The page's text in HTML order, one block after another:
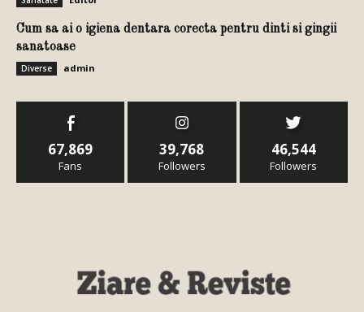
Cum sa ai o igiena dentara corecta pentru dinti si gingii
sanatoase
Diverse admin
67,869
Fans
39,768
Followers
46,544
Followers